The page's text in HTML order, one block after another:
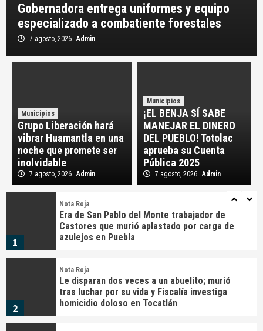
Gobernadora entrega uniformes y equipo
especializado a combatiente forestales
7 agosto, 2026 Admin
Municipios
Grupo Liberación hará
vibrar Huamantla en una
noche que promete ser
inolvidable
7 agosto, 2026 Admin
Municipios
¡EL BENJA SÍ SABE
MANEJAR EL DINERO
DEL PUEBLO! Totolac
aprueba su Cuenta
Pública 2025
7 agosto, 2026 Admin
3
Nota Roja
Le disparan dos veces a un abuelito y lo dejan
abandonado frente a un consultorio en
Tocatlán; Fiscalía ya investiga
4
cantera clandestina de Yauhquemehcan;
investigan falta de permisos
5
Nota Roja
Muere joven vendedor de tacos de canasta en
accidente sobre la Tlaxcala–Apizaco
1
Nota Roja
Era de San Pablo del Monte trabajador de
Castores que murió aplastado por carga de
azulejos en Puebla
2
Nota Roja
Le disparan dos veces a un abuelito; murió
tras luchar por su vida y Fiscalía investiga
homicidio doloso en Tocatlán